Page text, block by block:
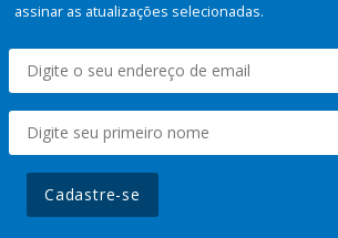
assinar as atualizações selecionadas.
Cadastre-se